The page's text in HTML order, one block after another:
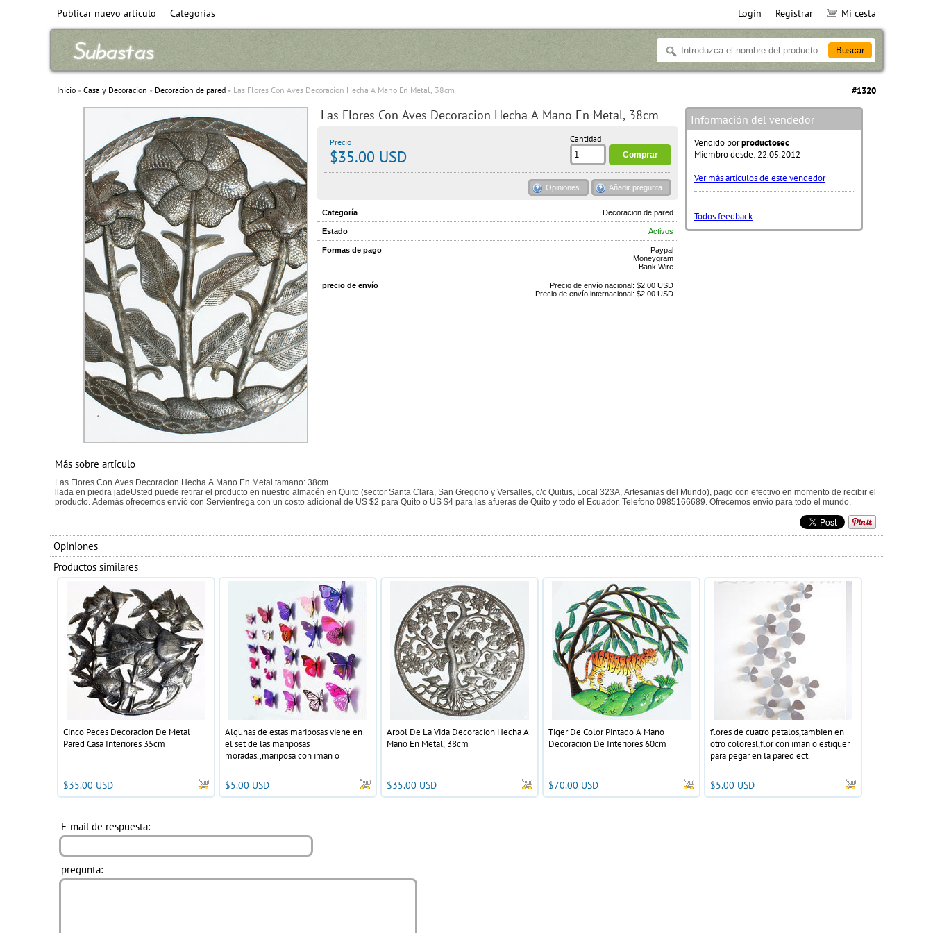
Publicar nuevo articulo Categorías Login Registrar Mi cesta
Inicio Casa y Decoracion Decoracion de pared Las Flores Con Aves Decoracion Hecha A Mano En Metal, 38cm #1320
Las Flores Con Aves Decoracion Hecha A Mano En Metal, 38cm
Precio
$35.00 USD
Cantidad
Opiniones Añadir pregunta
Categoría Decoracion de pared
Estado Activos
Formas de pago
Paypal
Moneygram
Bank Wire
precio de envío
Precio de envío nacional: $2.00 USD
Precio de envío internacional: $2.00 USD
Información del vendedor
Vendido porproductosec
Miembro desde: 22.05.2012
Ver más artículos de este vendedor
Todos feedback
Más sobre artículo
Las Flores Con Aves Decoracion Hecha A Mano En Metal tamano: 38cm
llada en piedra jadeUsted puede retirar el producto en nuestro almacén en Quito (sector Santa Clara, San Gregorio y Versalles, c/c Quitus, Local 323A, Artesanias del Mundo), pago con efectivo en momento de recibir el
producto. Además ofrecemos envió con Servientrega con un costo adicional de US $2 para Quito o US $4 para las afueras de Quito y todo el Ecuador. Telefono 0985166689. Ofrecemos envio para todo el mundo.
Opiniones
Productos similares
Cinco Peces Decoracion De Metal
Pared Casa Interiores 35cm
$35.00 USD
Algunas de estas mariposas viene en
el set de las mariposas
moradas.,mariposa con iman o
$5.00 USD
Arbol De La Vida Decoracion Hecha A
Mano En Metal, 38cm
$35.00 USD
Tiger De Color Pintado A Mano
Decoracion De Interiores 60cm
$70.00 USD
flores de cuatro petalos,tambien en
otro coloresl,flor con iman o estiquer
para pegar en la pared ect.
$5.00 USD
E-mail de respuesta:
pregunta: